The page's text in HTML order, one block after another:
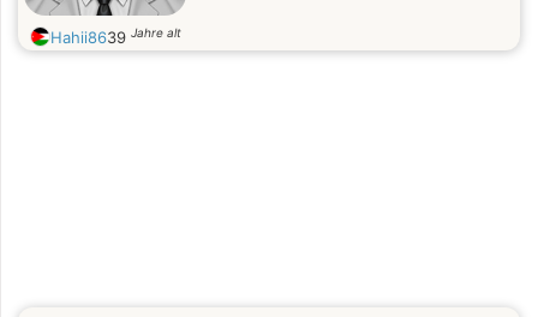
Hahii8639 Jahre alt